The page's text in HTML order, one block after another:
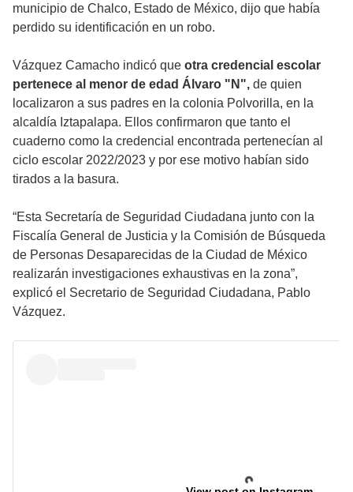
municipio de Chalco, Estado de México, dijo que había
perdido su identificación en un robo.
Vázquez Camacho indicó que otra credencial escolar
pertenece al menor de edad Álvaro "N", de quien
localizaron a sus padres en la colonia Polvorilla, en la
alcaldía Iztapalapa. Ellos confirmaron que tanto el
cuaderno como la credencial encontrada pertenecían al
ciclo escolar 2022/2023 y por ese motivo habían sido
tirados a la basura.
“Esta Secretaría de Seguridad Ciudadana junto con la
Fiscalía General de Justicia y la Comisión de Búsqueda
de Personas Desaparecidas de la Ciudad de México
realizarán investigaciones exhaustivas en la zona”,
explicó el Secretario de Seguridad Ciudadana, Pablo
Vázquez.